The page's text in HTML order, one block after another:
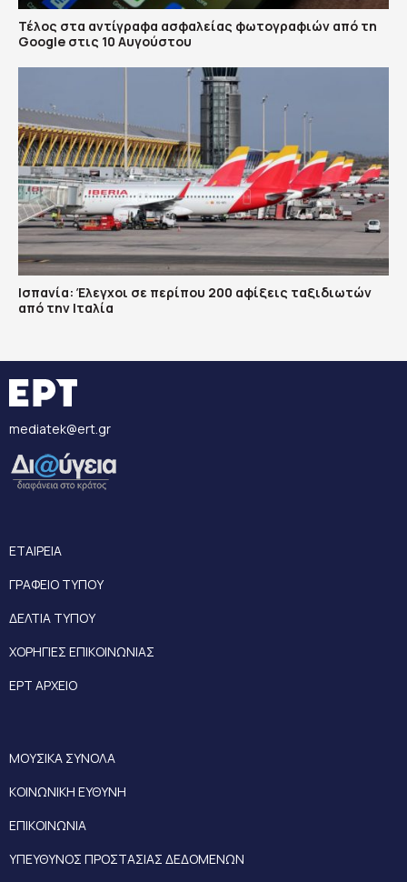
Τέλος στα αντίγραφα ασφαλείας φωτογραφιών από τη
Google στις 10 Αυγούστου
Ισπανία: Έλεγχοι σε περίπου 200 αφίξεις ταξιδιωτών
από την Ιταλία
mediatek@ert.gr
ΕΤΑΙΡΕΙΑ
ΓΡΑΦΕΙΟ ΤΥΠΟΥ
ΔΕΛΤΙΑ ΤΥΠΟΥ
ΧΟΡΗΓΙΕΣ ΕΠΙΚΟΙΝΩΝΙΑΣ
ΕΡΤ ΑΡΧΕΙΟ
ΜΟΥΣΙΚΑ ΣΥΝΟΛΑ
ΚΟΙΝΩΝΙΚΗ ΕΥΘΥΝΗ
ΕΠΙΚΟΙΝΩΝΙΑ
ΥΠΕΥΘΥΝΟΣ ΠΡΟΣΤΑΣΙΑΣ ΔΕΔΟΜΕΝΩΝ